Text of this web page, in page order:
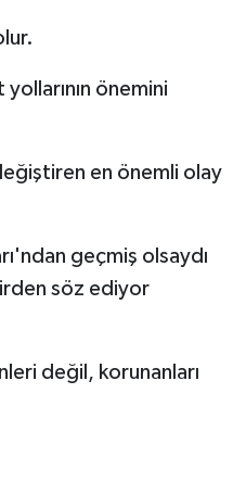
önemini
en önemli olay
geçmiş olsaydı
söz ediyor
değil, korunanları